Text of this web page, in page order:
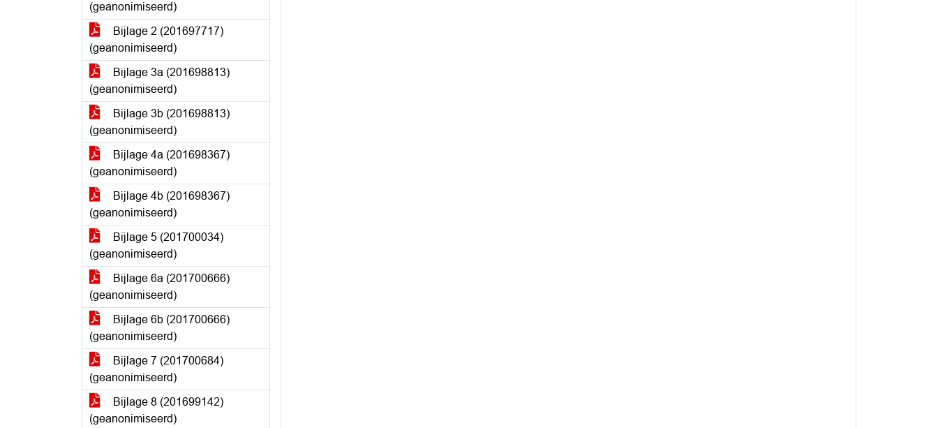
(geanonimiseerd)
Bijlage 2 (201697717)
(geanonimiseerd)
Bijlage 3a (201698813)
(geanonimiseerd)
Bijlage 3b (201698813)
(geanonimiseerd)
Bijlage 4a (201698367)
(geanonimiseerd)
Bijlage 4b (201698367)
(geanonimiseerd)
Bijlage 5 (201700034)
(geanonimiseerd)
Bijlage 6a (201700666)
(geanonimiseerd)
Bijlage 6b (201700666)
(geanonimiseerd)
Bijlage 7 (201700684)
(geanonimiseerd)
Bijlage 8 (201699142)
(geanonimiseerd)